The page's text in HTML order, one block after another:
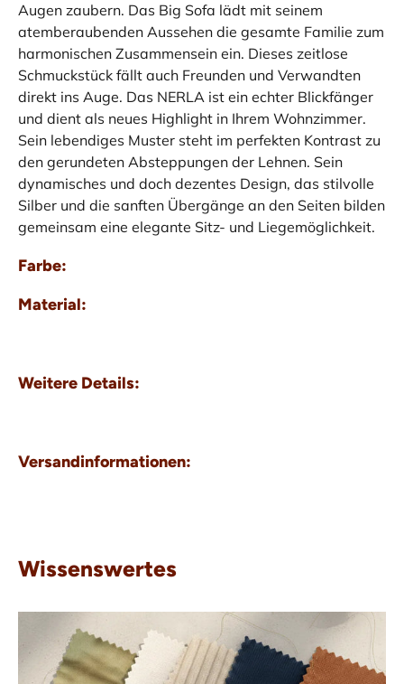
Augen zaubern. Das Big Sofa lädt mit seinem
atemberaubenden Aussehen die gesamte Familie zum
harmonischen Zusammensein ein. Dieses zeitlose
Schmuckstück fällt auch Freunden und Verwandten
direkt ins Auge. Das NERLA ist ein echter Blickfänger
und dient als neues Highlight in Ihrem Wohnzimmer.
Sein lebendiges Muster steht im perfekten Kontrast zu
den gerundeten Absteppungen der Lehnen. Sein
dynamisches und doch dezentes Design, das stilvolle
Silber und die sanften Übergänge an den Seiten bilden
gemeinsam eine elegante Sitz- und Liegemöglichkeit.
Farbe:
Material:
Weitere Details:
Versandinformationen:
Wissenswertes